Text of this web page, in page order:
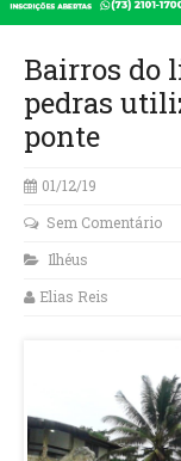
Bairros do
pedras
ponte
01/12/19
Sem Comentário
Ilhéus
Elias Reis